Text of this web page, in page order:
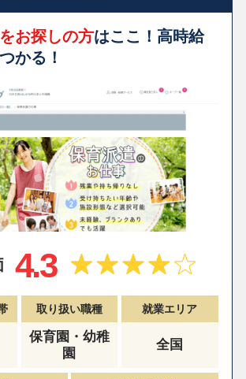
お探しの方はここ！高時給
かる！
4.3
取り扱い職種
保育園・幼稚
園
就業エリア
全国